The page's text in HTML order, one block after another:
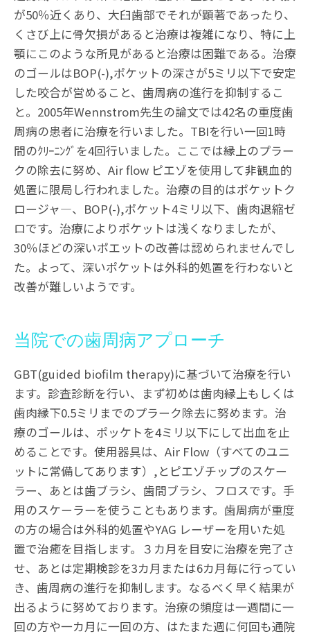
が50％近くあり、大臼歯部でそれが顕著であったり、
くさび上に骨欠損があると治療は複雑になり、特に上
顎にこのような所見があると治療は困難である。治療
のゴールはBOP(-),ポケットの深さが5ミリ以下で安定
した咬合が営めること、歯周病の進行を抑制するこ
と。2005年Wennstrom先生の論文では42名の重度歯
周病の患者に治療を行いました。TBIを行い一回1時
間のｸﾘｰﾆﾝｸﾞを4回行いました。ここでは縁上のプラー
クの除去に努め、Air flow ピエゾを使用して非観血的
処置に限局し行われました。治療の目的はポケットク
ロージャ―、BOP(-),ポケット4ミリ以下、歯肉退縮ゼ
ロです。治療によりポケットは浅くなりましたが、
30％ほどの深いポエットの改善は認められませんでし
た。よって、深いポケットは外科的処置を行わないと
改善が難しいようです。
当院での歯周病アプローチ
GBT(guided biofilm therapy)に基づいて治療を行い
ます。診査診断を行い、まず初めは歯肉縁上もしくは
歯肉縁下0.5ミリまでのプラーク除去に努めます。治
療のゴールは、ポッケトを4ミリ以下にして出血を止
めることです。使用器具は、Air Flow（すべてのユニ
ットに常備してあります）,とピエゾチップのスケー
ラー、あとは歯ブラシ、歯間ブラシ、フロスです。手
用のスケーラーを使うこともあります。歯周病が重度
の方の場合は外科的処置やYAG レーザーを用いた処
置で治癒を目指します。３カ月を目安に治療を完了さ
せ、あとは定期検診を3カ月または6カ月毎に行ってい
き、歯周病の進行を抑制します。なるべく早く結果が
出るように努めております。治療の頻度は一週間に一
回の方や一カ月に一回の方、はたまた週に何回も通院